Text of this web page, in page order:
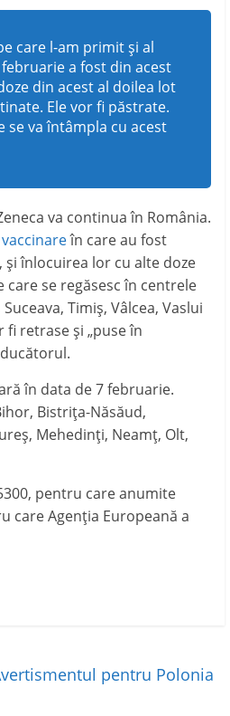
care l-am primit și al
a fost din acest
din acest al doilea lot
Ele vor fi păstrate.
se va întâmpla cu acest
va continua în România.
în care au fost
înlocuirea lor cu alte doze
se regăsesc în centrele
Timiș, Vâlcea, Vaslui
fi retrase și „puse în
în data de 7 februarie.
Bistrița-Năsăud,
Mehedinți, Neamț, Olt,
pentru care anumite
care Agenția Europeană a
pentru Polonia